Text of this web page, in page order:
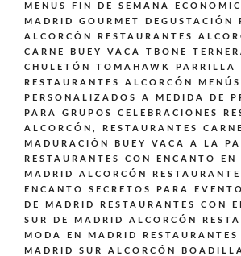
MENUS FIN DE SEMANA
MADRID GOURMET DEGUSTACIÓN
ALCORCÓN
RESTAURANTES
CARNE BUEY VACA TBONE
CHULETÓN TOMAHAWK PARRILLA
RESTAURANTES ALCORCÓN MENÚS
PERSONALIZADOS A MEDIDA DE
PARA GRUPOS CELEBRACIONES
ALCORCÓN,
RESTAURANTES
MADURACIÓN BUEY VACA A LA
RESTAURANTES CON ENCANTO EN
MADRID ALCORCÓN
ENCANTO SECRETOS PARA
DE MADRID
RESTAURANTES CON
SUR DE MADRID ALCORCÓN
MODA EN MADRID
MADRID SUR ALCORCÓN